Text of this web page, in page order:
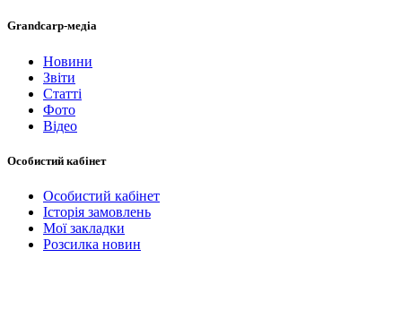
Grandcarp-медіа
Новини
Звіти
Статті
Фото
Відео
Особистий кабінет
Особистий кабінет
Історія замовлень
Мої закладки
Розсилка новин